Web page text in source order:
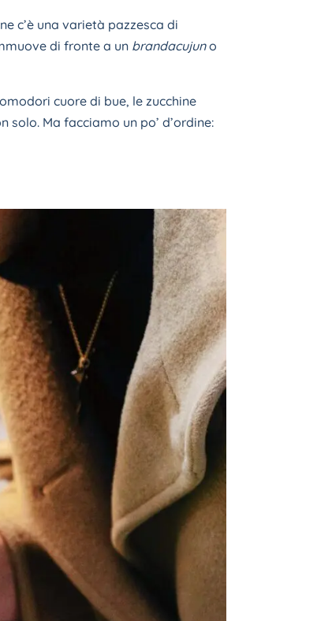
c’è una varietà pazzesca di
di fronte a un brandacujuno
cuore di bue, le zucchine
Ma facciamo un po’ d’ordine: